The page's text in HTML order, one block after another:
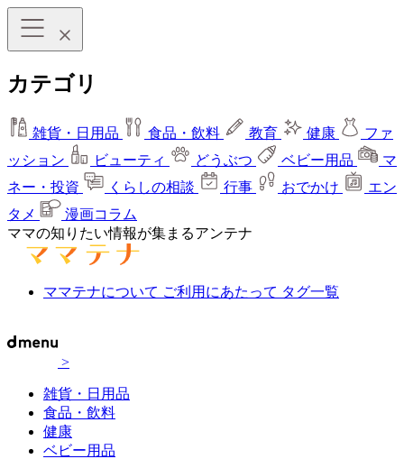
カテゴリ
雑貨・日用品 食品・飲料 教育 健康
ファ
ッション
ビューティ どうぶつ ベビー用品
マ
ネー・投資
くらしの相談 行事 おでかけ
エン
タメ
漫画コラム
ママの知りたい情報が集まるアンテナ
ママテナについて ご利用にあたって タグ一覧
>
雑貨・日用品
食品・飲料
健康
ベビー用品